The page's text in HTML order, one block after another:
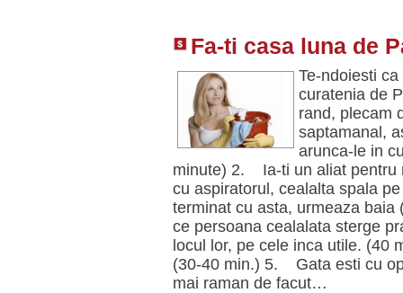
Fa-ti casa luna de
Te-ndoiesti
curatenia de
rand, plecam
saptamanal,
arunca-le in
minute) 2. Ia-ti un aliat pentru
cu aspiratorul, cealalta spala
terminat cu asta, urmeaza
ce persoana cealalata sterge
locul lor, pe cele inca utile.
(30-40 min.) 5. Gata esti cu
mai raman de facut…